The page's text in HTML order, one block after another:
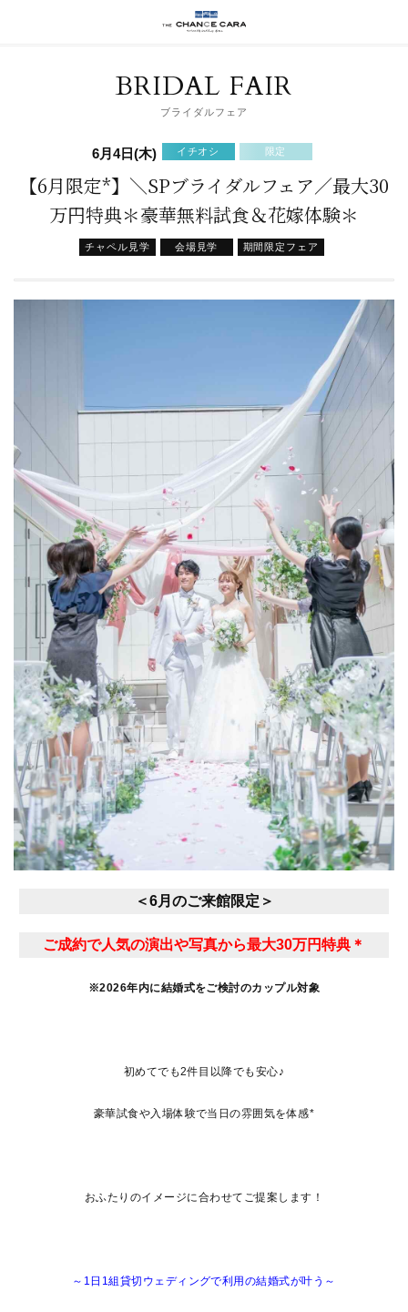
BRIDAL FAIR
ブライダルフェア
6月4日(木) イチオシ 限定
【6月限定*】＼SPブライダルフェア／最大30
万円特典＊豪華無料試食＆花嫁体験＊
チャペル見学 会場見学 期間限定フェア
＜6月のご来館限定＞
ご成約で人気の演出や写真から最大30万円特典＊
※2026年内に結婚式をご検討のカップル対象
初めてでも2件目以降でも安心♪
豪華試食や入場体験で当日の雰囲気を体感*
おふたりのイメージに合わせてご提案します！
～1日1組貸切ウェディングで利用の結婚式が叶う～